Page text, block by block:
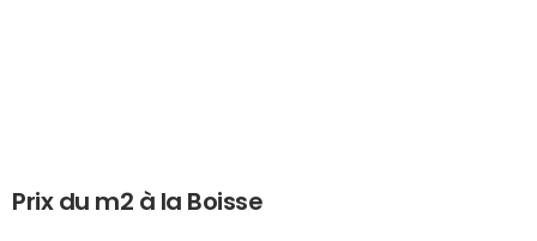
Prix du m2 à la Boisse